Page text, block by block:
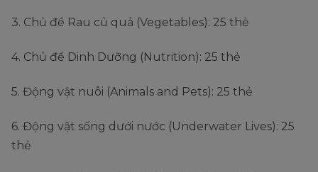
3. Chủ đề Rau củ quả (Vegetables): 25 thẻ
4. Chủ đề Dinh Dưỡng (Nutrition): 25 thẻ
5. Động vật nuôi (Animals and Pets): 25 thẻ
6. Động vật sống dưới nước (Underwater Lives): 25
thẻ